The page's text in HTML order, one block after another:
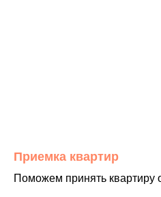
Приемка квартир
Поможем принять квартиру